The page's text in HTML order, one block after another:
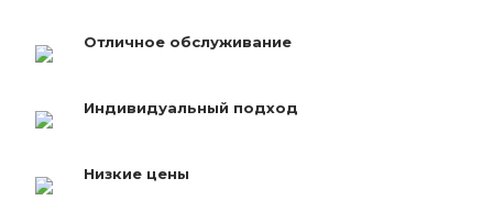
Отличное обслуживание
Индивидуальный подход
Низкие цены